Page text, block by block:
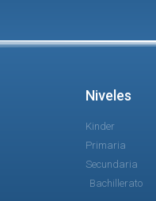
Niveles
Kinder
Primaria
Secundaria
Bachillerato